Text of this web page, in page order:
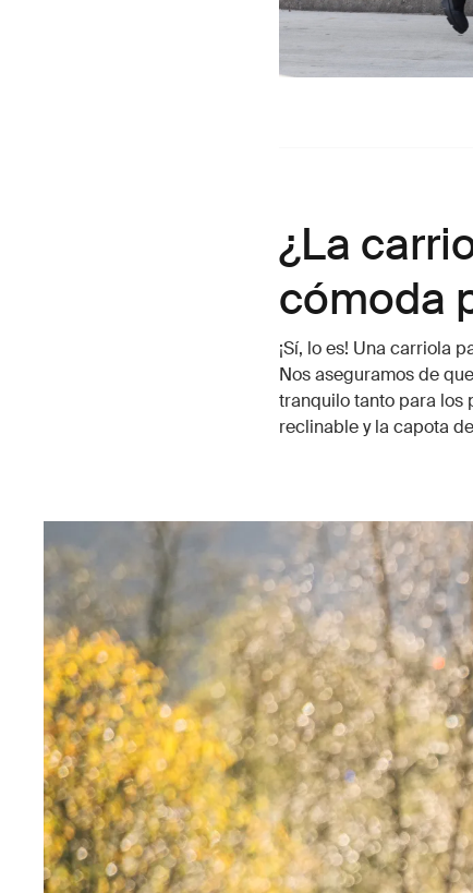
¿La
cómoda
¡Sí, lo es! Una carriola
Nos aseguramos de
tranquilo tanto para los
reclinable y la capota